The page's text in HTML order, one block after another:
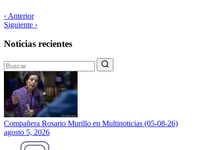
‹ Anterior
Siguiente ›
Noticias recientes
Compañera Rosario Murillo en Multinoticias (05-08-26)
agosto 5, 2026